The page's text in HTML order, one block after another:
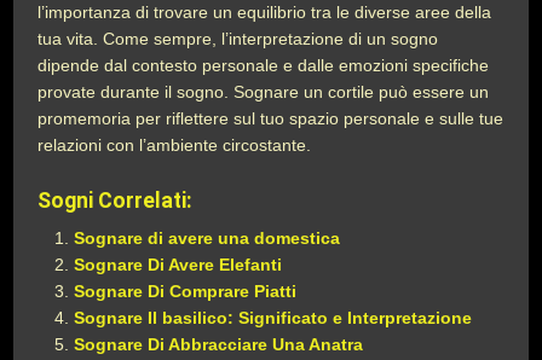
l’importanza di trovare un equilibrio tra le diverse aree della
tua vita. Come sempre, l’interpretazione di un sogno
dipende dal contesto personale e dalle emozioni specifiche
provate durante il sogno. Sognare un cortile può essere un
promemoria per riflettere sul tuo spazio personale e sulle tue
relazioni con l’ambiente circostante.
Sogni Correlati:
Sognare di avere una domestica
Sognare Di Avere Elefanti
Sognare Di Comprare Piatti
Sognare Il basilico: Significato e Interpretazione
Sognare Di Abbracciare Una Anatra